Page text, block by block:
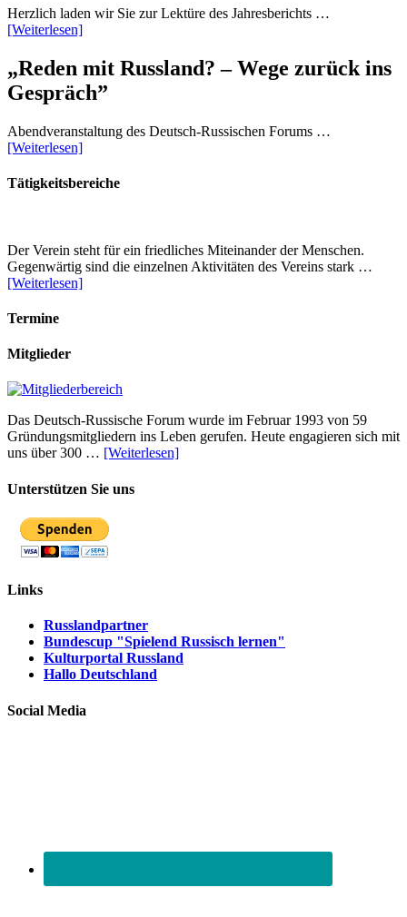
Herzlich laden wir Sie zur Lektüre des Jahresberichts …
[Weiterlesen]
„Reden mit Russland? – Wege zurück ins
Gespräch”
Abendveranstaltung des Deutsch-Russischen Forums …
[Weiterlesen]
Tätigkeitsbereiche
Der Verein steht für ein friedliches Miteinander der Menschen.
Gegenwärtig sind die einzelnen Aktivitäten des Vereins stark …
[Weiterlesen]
Termine
Mitglieder
Das Deutsch-Russische Forum wurde im Februar 1993 von 59
Gründungsmitgliedern ins Leben gerufen. Heute engagieren sich mit
uns über 300 … [Weiterlesen]
Unterstützen Sie uns
Links
Russlandpartner
Bundescup "Spielend Russisch lernen"
Kulturportal Russland
Hallo Deutschland
Social Media